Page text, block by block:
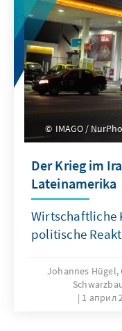
IMAGO /
Der Krieg im
Lateinamerika
Wirtschaftliche
politische
Johannes Hügel,
1 април